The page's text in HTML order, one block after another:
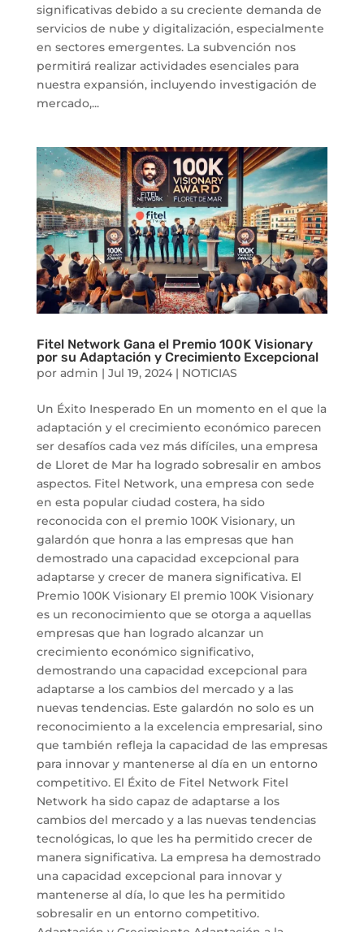
significativas debido a su creciente demanda de
servicios de nube y digitalización, especialmente
en sectores emergentes. La subvención nos
permitirá realizar actividades esenciales para
nuestra expansión, incluyendo investigación de
mercado,...
Fitel Network Gana el Premio 100K Visionary
por su Adaptación y Crecimiento Excepcional
por admin | Jul 19, 2024| NOTICIAS
Un Éxito Inesperado En un momento en el que la
adaptación y el crecimiento económico parecen
ser desafíos cada vez más difíciles, una empresa
de Lloret de Mar ha logrado sobresalir en ambos
aspectos. Fitel Network, una empresa con sede
en esta popular ciudad costera, ha sido
reconocida con el premio 100K Visionary, un
galardón que honra a las empresas que han
demostrado una capacidad excepcional para
adaptarse y crecer de manera significativa. El
Premio 100K Visionary El premio 100K Visionary
es un reconocimiento que se otorga a aquellas
empresas que han logrado alcanzar un
crecimiento económico significativo,
demostrando una capacidad excepcional para
adaptarse a los cambios del mercado y a las
nuevas tendencias. Este galardón no solo es un
reconocimiento a la excelencia empresarial, sino
que también refleja la capacidad de las empresas
para innovar y mantenerse al día en un entorno
competitivo. El Éxito de Fitel Network Fitel
Network ha sido capaz de adaptarse a los
cambios del mercado y a las nuevas tendencias
tecnológicas, lo que les ha permitido crecer de
manera significativa. La empresa ha demostrado
una capacidad excepcional para innovar y
mantenerse al día, lo que les ha permitido
sobresalir en un entorno competitivo.